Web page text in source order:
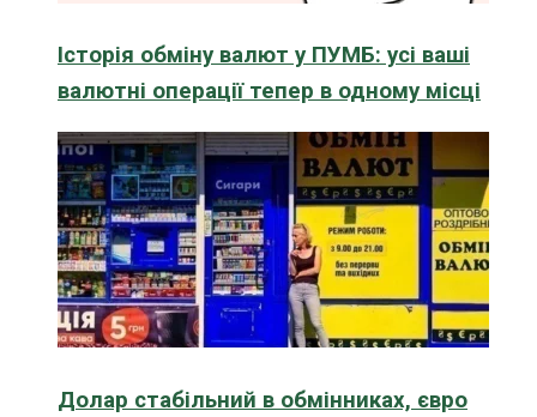
Історія обміну валют у ПУМБ: усі ваші
валютні операції тепер в одному місці
Долар стабільний в обмінниках, євро